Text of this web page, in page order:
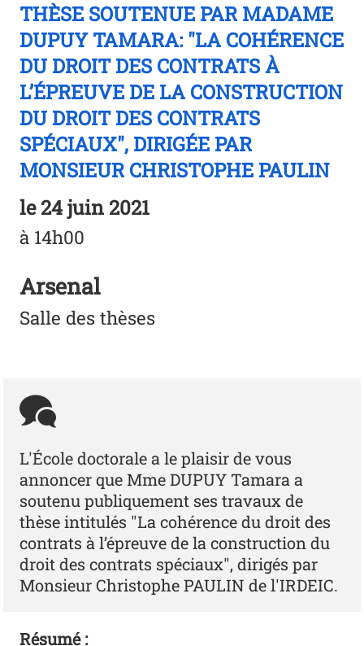
THÈSE SOUTENUE PAR MADAME
DUPUY TAMARA: "LA COHÉRENCE
DU DROIT DES CONTRATS À
L’ÉPREUVE DE LA CONSTRUCTION
DU DROIT DES CONTRATS
SPÉCIAUX", DIRIGÉE PAR
MONSIEUR CHRISTOPHE PAULIN
le24 juin 2021
à 14h00
Arsenal
Salle des thèses
L'École doctorale a le plaisir de vous
annoncer que Mme DUPUY Tamara a
soutenu publiquement ses travaux de
thèse intitulés "La cohérence du droit des
contrats à l’épreuve de la construction du
droit des contrats spéciaux", dirigés par
Monsieur Christophe PAULIN de l'IRDEIC.
Résumé :